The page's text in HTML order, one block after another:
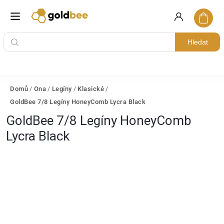
Hledat
Domů / Ona / Legíny / Klasické /
GoldBee 7/8 Legíny HoneyComb Lycra Black
GoldBee 7/8 Legíny HoneyComb
Lycra Black